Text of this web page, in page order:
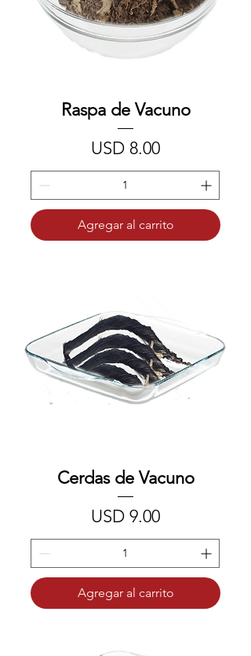
Raspa de Vacuno
Precio
USD 8.00
Agregar al carrito
Cerdas de Vacuno
Precio
USD 9.00
Agregar al carrito